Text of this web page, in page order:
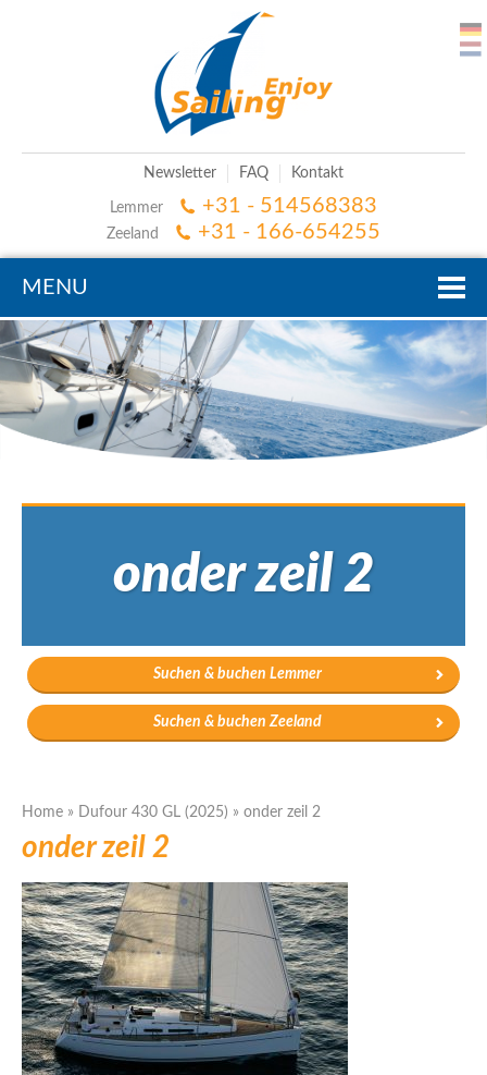
Newsletter FAQ Kontakt
Lemmer +31 - 514568383
Zeeland +31 - 166-654255
MENU
onder zeil 2
Suchen & buchen Lemmer
Suchen & buchen Zeeland
Home » Dufour 430 GL (2025) » onder zeil 2
onder zeil 2